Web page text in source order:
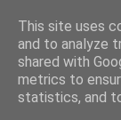
.... en side om
This site uses
and to analyze
shared with
metrics to
statistics, and